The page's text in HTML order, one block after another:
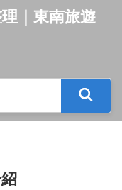
｜東南旅遊